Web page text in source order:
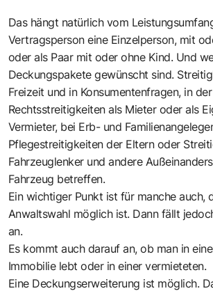
Das hängt natürlich vom
Vertragsperson eine Einzelperson, mit
oder als Paar mit oder ohne Kind. Und
Deckungspakete gewünscht sind.
Freizeit und in Konsumentenfragen, in
Rechtsstreitigkeiten als Mieter oder als
Vermieter, bei Erb- und
Pflegestreitigkeiten der Eltern oder
Fahrzeuglenker und andere
Fahrzeug betreffen.
Ein wichtiger Punkt ist für manche auch,
Anwaltswahl möglich ist. Dann fällt
an.
Es kommt auch darauf an, ob man in
Immobilie lebt oder in einer vermieteten.
Eine Deckungserweiterung ist möglich.